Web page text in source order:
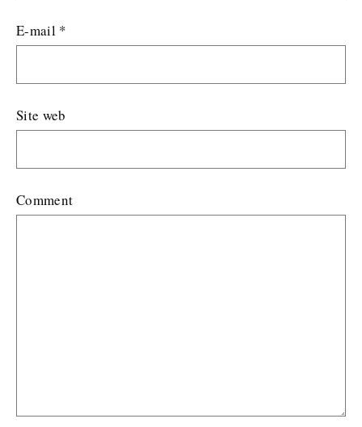
E-mail *
Site web
Comment